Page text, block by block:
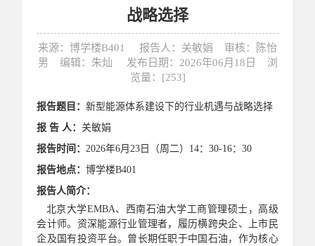
战略选择
来源：博学楼B401 报告人：关敏娟 审核：陈怡
男 编辑：朱灿 发布日期：2026年06月18日 浏
览量：[253]
报告题目：新型能源体系建设下的行业机遇与战略选择
报 告 人： 关敏娟
报告时间： 2026年6月23日（周二）14：30-16：30
报告地点：博学楼B401
报告人简介：
北京大学EMBA、西南石油大学工商管理硕士，高级
会计师。资深能源行业管理者，履历横跨央企、上市民
企及国有投资平台。曾长期任职于中国石油，作为核心